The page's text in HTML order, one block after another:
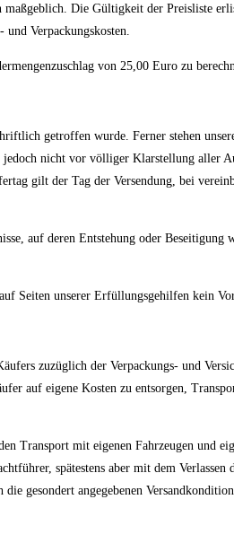
Die Gültigkeit der Preisliste
Verpackungskosten.
von 25,00 Euro zu
getroffen wurde. Ferner stehen
nicht vor völliger Klarstellung aller
gilt der Tag der Versendung, bei
auf deren Entstehung oder
Seiten unserer Erfüllungsgehilfen kein
zuzüglich der Verpackungs- und
auf eigene Kosten zu entsorgen,
Transport mit eigenen Fahrzeugen und
spätestens aber mit dem
gesondert angegebenen